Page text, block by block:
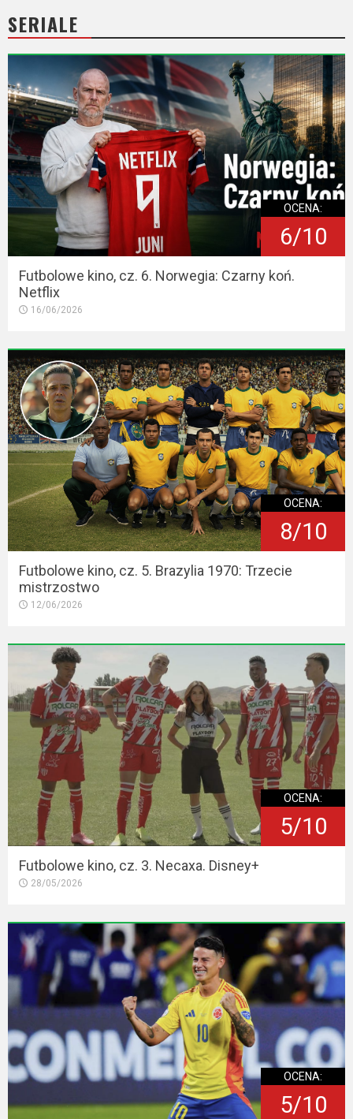
2022
2021
2020
2019
2018
2016
2017
2015
SERIALE
OCENA:
6/10
Futbolowe kino, cz. 6. Norwegia: Czarny koń.
Netflix
16/06/2026
OCENA:
8/10
Futbolowe kino, cz. 5. Brazylia 1970: Trzecie
mistrzostwo
12/06/2026
OCENA:
5/10
Futbolowe kino, cz. 3. Necaxa. Disney+
28/05/2026
OCENA:
5/10